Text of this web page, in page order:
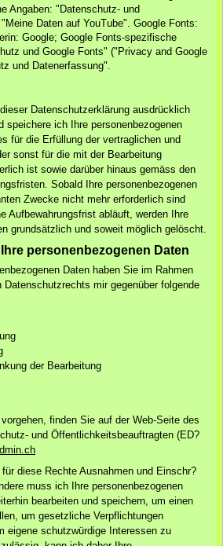
Angaben: "Datenschutz- und
Daten auf YouTube". Google Fonts:
Google; Google Fonts-spezifische
und Google Fonts" ("Privacy and Google
und Datenerfassung".
Datenschutzerklärung ausdrücklich
speichere ich Ihre personenbezogenen
für die Erfüllung der vertraglichen und
sonst für die mit der Bearbeitung
ist sowie darüber hinaus gemäss den
Sobald Ihre personenbezogenen
Zwecke nicht mehr erforderlich sind
Aufbewahrungsfrist abläuft, werden Ihre
grundsätzlich und soweit möglich gelöscht.
personenbezogenen Daten
Daten haben Sie im Rahmen
Datenschutzrechts mir gegenüber folgende
der Bearbeitung
finden Sie auf der Web-Seite des
und Öffentlichkeitsbeauftragten (ED?
diese Rechte Ausnahmen und Einschr?
muss ich Ihre personenbezogenen
bearbeiten und speichern, um einen
um gesetzliche Verpflichtungen
eigene schutzwürdige Interessen zu